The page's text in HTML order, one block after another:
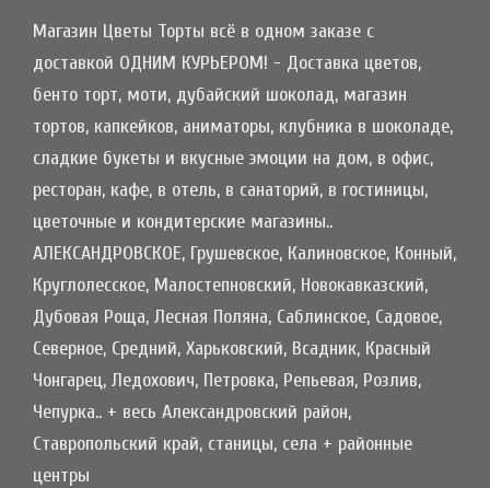
Магазин Цветы Торты всё в одном заказе с
доставкой ОДНИМ КУРЬЕРОМ! - Доставка цветов,
бенто торт, моти, дубайский шоколад, магазин
тортов, капкейков, аниматоры, клубника в шоколаде,
сладкие букеты и вкусные эмоции на дом, в офис,
ресторан, кафе, в отель, в санаторий, в гостиницы,
цветочные и кондитерские магазины..
АЛЕКСАНДРОВСКОЕ, Грушевское, Калиновское, Конный,
Круглолесское, Малостепновский, Новокавказский,
Дубовая Роща, Лесная Поляна, Саблинское, Садовое,
Северное, Средний, Харьковский, Всадник, Красный
Чонгарец, Ледохович, Петровка, Репьевая, Розлив,
Чепурка.. + весь Александровский район,
Ставропольский край, станицы, села + районные
центры